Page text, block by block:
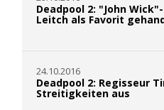
Deadpool 2: "John
Leitch als Favorit
24.10.2016
Deadpool 2: Regisseur
Streitigkeiten aus